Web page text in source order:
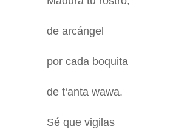
de arcángel
por cada boquita
de t‘anta wawa.
Sé que vigilas